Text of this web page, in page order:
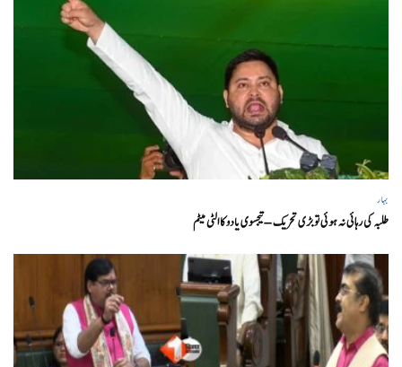
بہار
طلبہ کی رہائی نہ ہوئی تو بڑی تحریک – تیجسوی یادو کا الٹی میٹم